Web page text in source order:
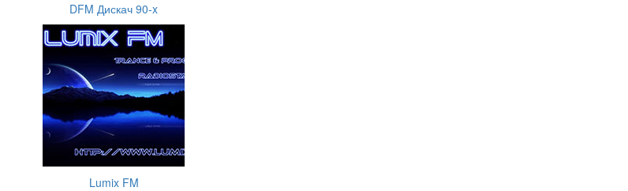
DFM Дискач 90-x
Lumix FM